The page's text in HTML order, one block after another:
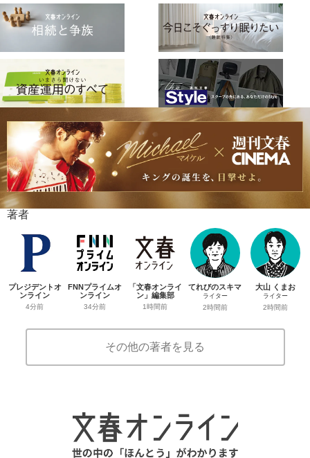
著者
プレジデントオ
ンライン
4分前
FNNプライムオ
ンライン
34分前
「文春オンライ
ン」編集部
1時間前
てれびのスキマ
ライター
2時間前
大山 くまお
ライター
2時間前
その他の著者を見る